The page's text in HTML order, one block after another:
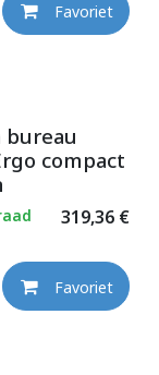
Favoriet
compact
319,36€
Favoriet